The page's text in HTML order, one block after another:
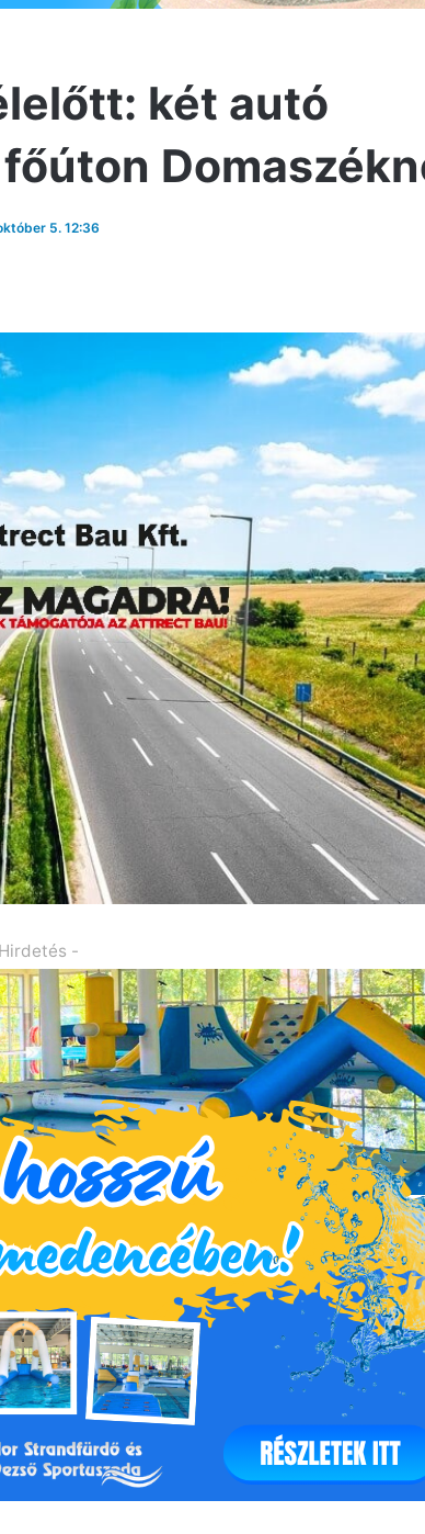
két autó
5. 12:36
-